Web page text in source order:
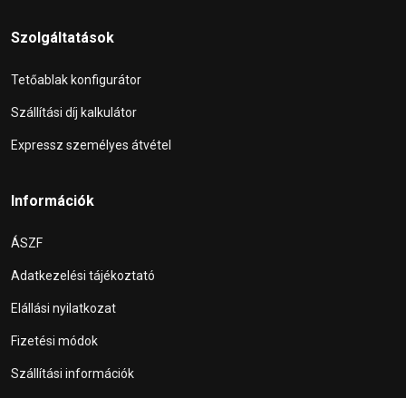
Szolgáltatások
Tetőablak konfigurátor
Szállítási díj kalkulátor
Expressz személyes átvétel
Információk
ÁSZF
Adatkezelési tájékoztató
Elállási nyilatkozat
Fizetési módok
Szállítási információk